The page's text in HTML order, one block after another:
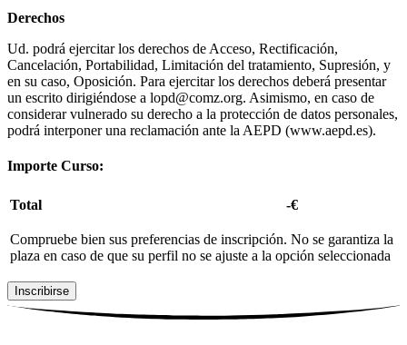
Derechos
Ud. podrá ejercitar los derechos de Acceso, Rectificación,
Cancelación, Portabilidad, Limitación del tratamiento, Supresión, y
en su caso, Oposición. Para ejercitar los derechos deberá presentar
un escrito dirigiéndose a lopd@comz.org. Asimismo, en caso de
considerar vulnerado su derecho a la protección de datos personales,
podrá interponer una reclamación ante la AEPD (www.aepd.es).
Importe Curso:
Total -€
Compruebe bien sus preferencias de inscripción. No se garantiza la
plaza en caso de que su perfil no se ajuste a la opción seleccionada
Inscribirse